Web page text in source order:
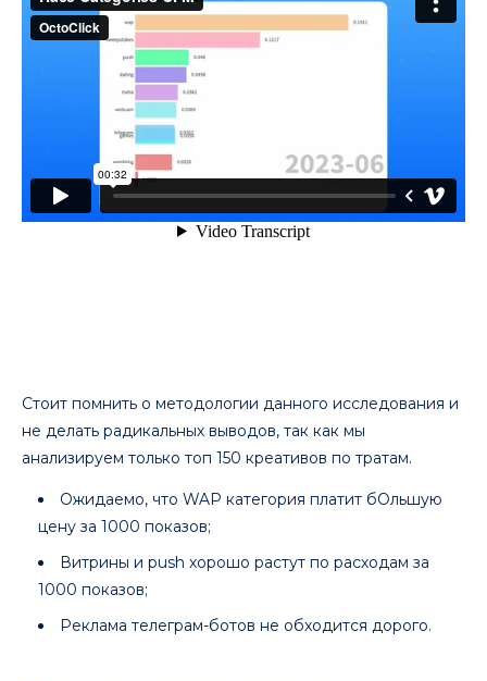
Стоит помнить о методологии данного исследования и
не делать радикальных выводов, так как мы
анализируем только топ 150 креативов по тратам.
Ожидаемо, что WAP категория платит бОльшую
цену за 1000 показов;
Витрины и push хорошо растут по расходам за
1000 показов;
Реклама телеграм-ботов не обходится дорого.